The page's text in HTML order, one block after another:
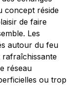
concept réside
de faire
Les
autour du feu
réseau
ou trop